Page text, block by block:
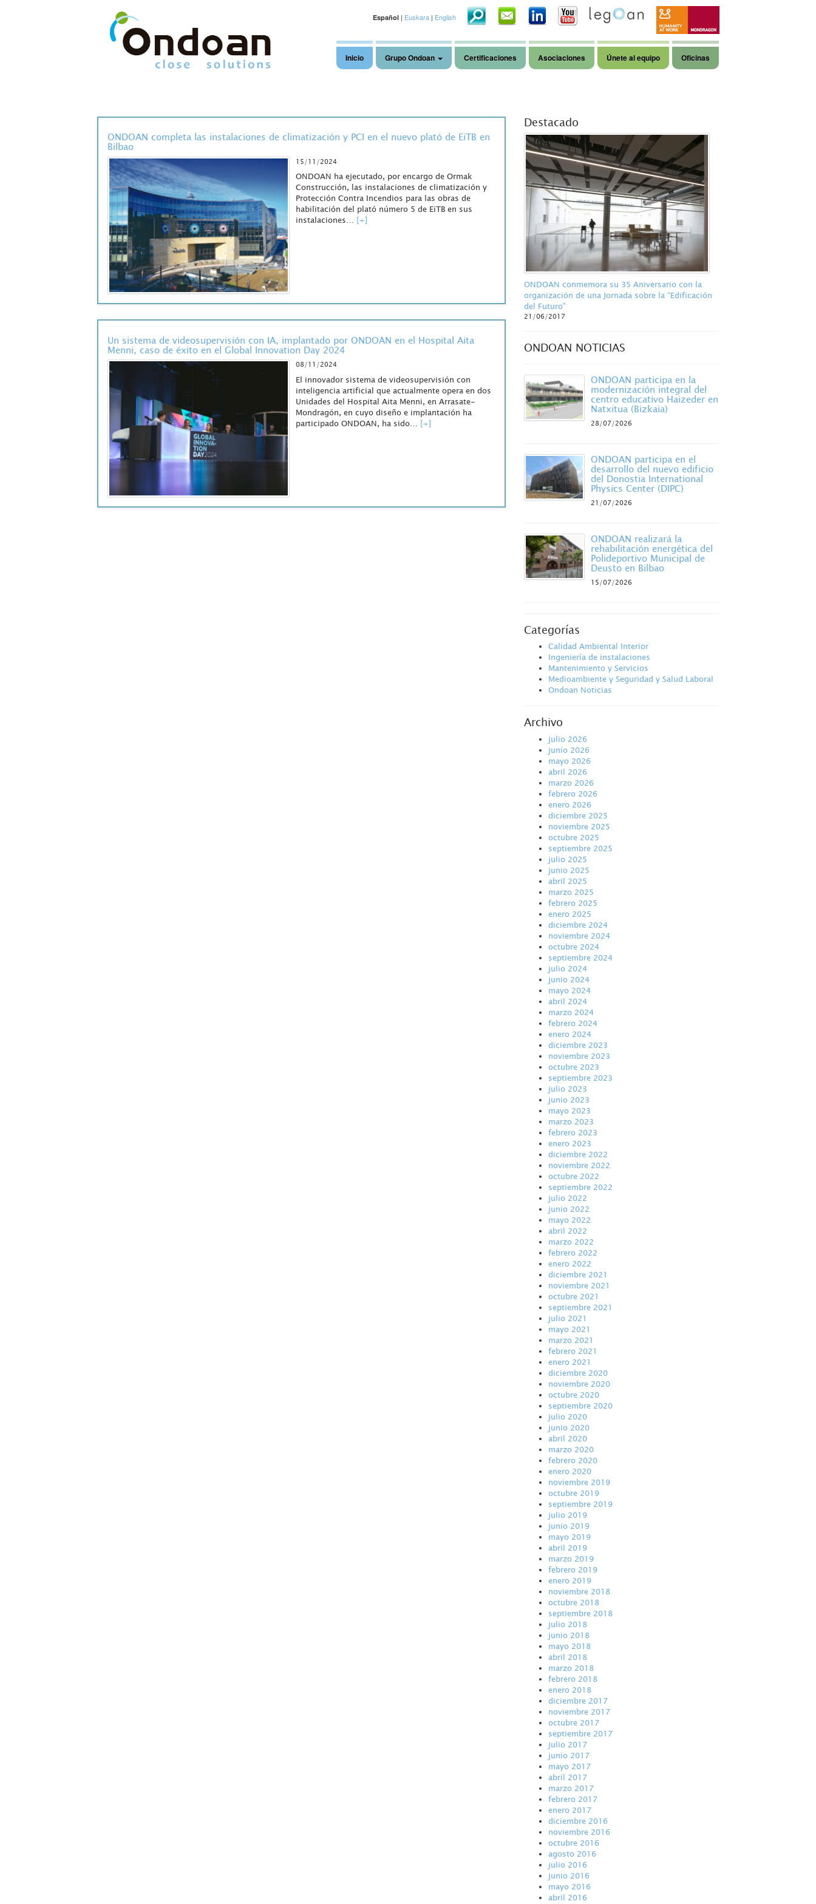
Español| Euskara| English
Inicio Grupo Ondoan Certificaciones Asociaciones Únete al equipo Oficinas
ONDOAN completa las instalaciones de climatización y PCI en el nuevo plató de EiTB en
Bilbao
15/11/2024
ONDOAN ha ejecutado, por encargo de Ormak
Construcción, las instalaciones de climatización y
Protección Contra Incendios para las obras de
habilitación del plató número 5 de EiTB en sus
instalaciones… [+]
Un sistema de videosupervisión con IA, implantado por ONDOAN en el Hospital Aita
Menni, caso de éxito en el Global Innovation Day 2024
08/11/2024
El innovador sistema de videosupervisión con
inteligencia artificial que actualmente opera en dos
Unidades del Hospital Aita Menni, en Arrasate-
Mondragón, en cuyo diseño e implantación ha
participado ONDOAN, ha sido… [+]
Destacado
ONDOAN conmemora su 35 Aniversario con la
organización de una Jornada sobre la “Edificación
del Futuro”
21/06/2017
ONDOAN NOTICIAS
ONDOAN participa en la
modernización integral del
centro educativo Haizeder en
Natxitua (Bizkaia)
28/07/2026
ONDOAN participa en el
desarrollo del nuevo edificio
del Donostia International
Physics Center (DIPC)
21/07/2026
ONDOAN realizará la
rehabilitación energética del
Polideportivo Municipal de
Deusto en Bilbao
15/07/2026
Categorías
Calidad Ambiental Interior
Ingeniería de instalaciones
Mantenimiento y Servicios
Medioambiente y Seguridad y Salud Laboral
Ondoan Noticias
Archivo
julio 2026
junio 2026
mayo 2026
abril 2026
marzo 2026
febrero 2026
enero 2026
diciembre 2025
noviembre 2025
octubre 2025
septiembre 2025
julio 2025
junio 2025
abril 2025
marzo 2025
febrero 2025
enero 2025
diciembre 2024
noviembre 2024
octubre 2024
septiembre 2024
julio 2024
junio 2024
mayo 2024
abril 2024
marzo 2024
febrero 2024
enero 2024
diciembre 2023
noviembre 2023
octubre 2023
septiembre 2023
julio 2023
junio 2023
mayo 2023
marzo 2023
febrero 2023
enero 2023
diciembre 2022
noviembre 2022
octubre 2022
septiembre 2022
julio 2022
junio 2022
mayo 2022
abril 2022
marzo 2022
febrero 2022
enero 2022
diciembre 2021
noviembre 2021
octubre 2021
septiembre 2021
julio 2021
mayo 2021
marzo 2021
febrero 2021
enero 2021
diciembre 2020
noviembre 2020
octubre 2020
septiembre 2020
julio 2020
junio 2020
abril 2020
marzo 2020
febrero 2020
enero 2020
noviembre 2019
octubre 2019
septiembre 2019
julio 2019
junio 2019
mayo 2019
abril 2019
marzo 2019
febrero 2019
enero 2019
noviembre 2018
octubre 2018
septiembre 2018
julio 2018
junio 2018
mayo 2018
abril 2018
marzo 2018
febrero 2018
enero 2018
diciembre 2017
noviembre 2017
octubre 2017
septiembre 2017
julio 2017
junio 2017
mayo 2017
abril 2017
marzo 2017
febrero 2017
enero 2017
diciembre 2016
noviembre 2016
octubre 2016
agosto 2016
julio 2016
junio 2016
mayo 2016
abril 2016